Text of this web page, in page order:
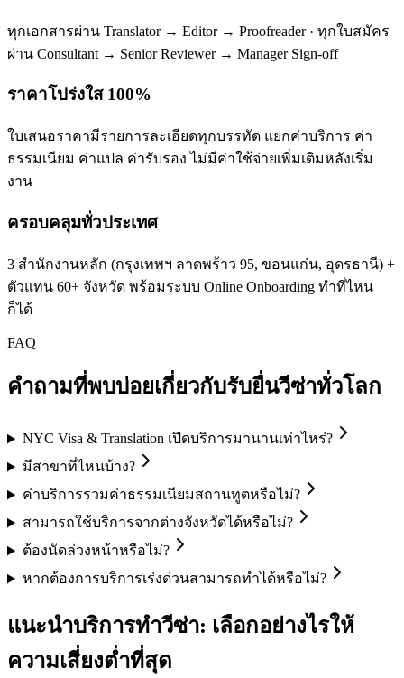
ทุกเอกสารผ่าน Translator → Editor → Proofreader · ทุกใบสมัคร
ผ่าน Consultant → Senior Reviewer → Manager Sign-off
ราคาโปร่งใส 100%
ใบเสนอราคามีรายการละเอียดทุกบรรทัด แยกค่าบริการ ค่า
ธรรมเนียม ค่าแปล ค่ารับรอง ไม่มีค่าใช้จ่ายเพิ่มเติมหลังเริ่ม
งาน
ครอบคลุมทั่วประเทศ
3 สำนักงานหลัก (กรุงเทพฯ ลาดพร้าว 95, ขอนแก่น, อุดรธานี) +
ตัวแทน 60+ จังหวัด พร้อมระบบ Online Onboarding ทำที่ไหน
ก็ได้
FAQ
คำถามที่พบบ่อยเกี่ยวกับรับยื่นวีซ่าทั่วโลก
NYC Visa & Translation เปิดบริการมานานเท่าไหร่?
มีสาขาที่ไหนบ้าง?
ค่าบริการรวมค่าธรรมเนียมสถานทูตหรือไม่?
สามารถใช้บริการจากต่างจังหวัดได้หรือไม่?
ต้องนัดล่วงหน้าหรือไม่?
หากต้องการบริการเร่งด่วนสามารถทำได้หรือไม่?
แนะนำบริการทำวีซ่า: เลือกอย่างไรให้
ความเสี่ยงต่ำที่สุด